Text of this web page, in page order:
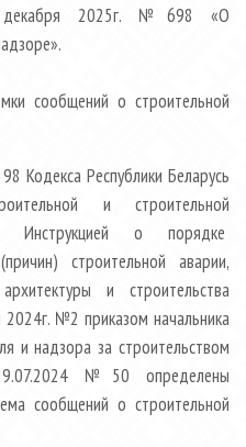
декабря 2025г. №698 «О
сообщений о строительной
Кодекса Республики Беларусь
и строительной
Инструкцией о порядке
строительной аварии,
и строительства
2024г. №2 приказом начальника
и надзора за строительством
№50 определены
сообщений о строительной